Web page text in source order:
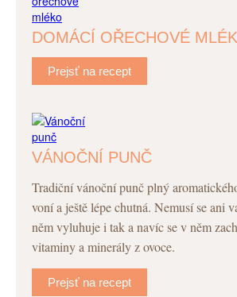
DOMÁCÍ OŘECHOVÉ
Prejsť na recept
VÁNOČNÍ PUNČ
Tradiční vánoční punč plný
voní a ještě lépe chutná. Nemusí se ani
něm vyluhuje i tak a navíc se v něm
vitaminy a minerály z ovoce.
Prejsť na recept